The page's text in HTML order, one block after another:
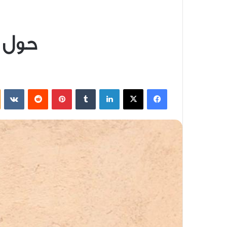
حول
فيسبوك ‫X لينكدإن بينتيريست